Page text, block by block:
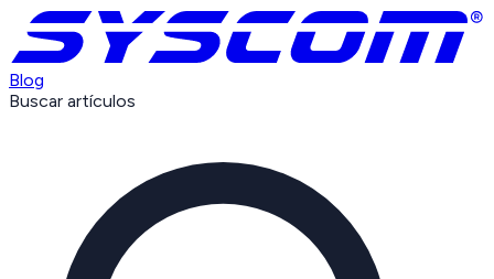
Blog
Buscar artículos